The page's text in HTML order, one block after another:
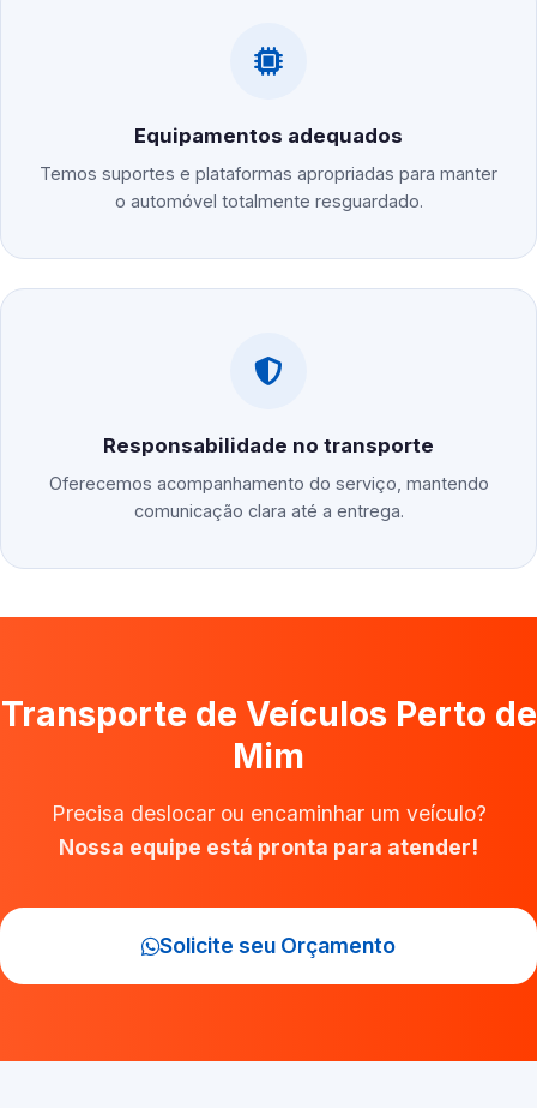
Equipamentos adequados
Temos suportes e plataformas apropriadas para manter
o automóvel totalmente resguardado.
Responsabilidade no transporte
Oferecemos acompanhamento do serviço, mantendo
comunicação clara até a entrega.
Transporte de Veículos Perto de
Mim
Precisa deslocar ou encaminhar um veículo?
Nossa equipe está pronta para atender!
Solicite seu Orçamento